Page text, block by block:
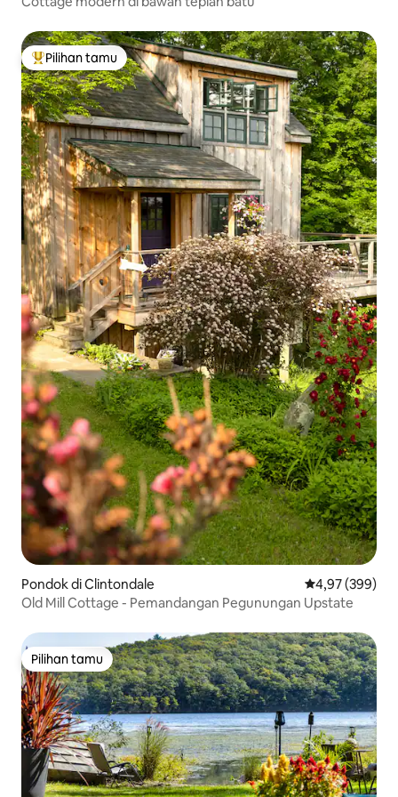
Pilihan tamu terpopuler
Pilihan tamu
Pondok di Clintondale Nilai rata-rata
4,97 (399)
Old Mill Cottage - Pemandangan Pegunungan Upstate
Pilihan tamu
Pilihan tamu